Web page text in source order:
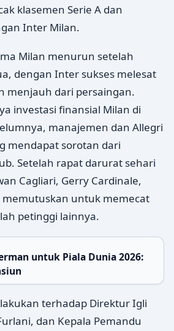
klasemen Serie A dan
Inter Milan.
Milan menurun setelah
dengan Inter sukses melesat
menjauh dari persaingan.
investasi finansial Milan di
manajemen dan Allegri
mendapat sorotan dari
Setelah rapat darurat sehari
Cagliari, Gerry Cardinale,
memutuskan untuk memecat
petinggi lainnya.
untuk Piala Dunia 2026:
terhadap Direktur Igli
dan Kepala Pemandu